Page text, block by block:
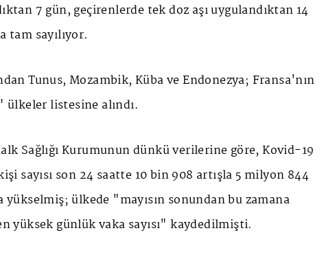
7 gün, geçirenlerde tek doz aşı uygulandıktan 14
tam sayılıyor.
Tunus, Mozambik, Küba ve Endonezya; Fransa'nın
ülkeler listesine alındı.
Sağlığı Kurumunun dünkü verilerine göre, Kovid-19
sayısı son 24 saatte 10 bin 908 artışla 5 milyon 844
yükselmiş; ülkede "mayısın sonundan bu zamana
yüksek günlük vaka sayısı" kaydedilmişti.